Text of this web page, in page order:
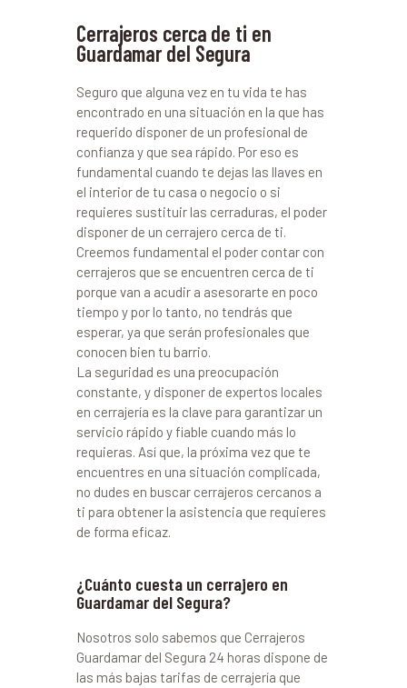
Cerrajeros cerca de ti en
Guardamar del Segura
Seguro que alguna vez en tu vida te has
encontrado en una situación en la que has
requerido disponer de un profesional de
confianza y que sea rápido. Por eso es
fundamental cuando te dejas las llaves en
el interior de tu casa o negocio o si
requieres sustituir las cerraduras, el poder
disponer de un cerrajero cerca de ti.
Creemos fundamental el poder contar con
cerrajeros que se encuentren cerca de ti
porque van a acudir a asesorarte en poco
tiempo y por lo tanto, no tendrás que
esperar, ya que serán profesionales que
conocen bien tu barrio.
La seguridad es una preocupación
constante, y disponer de expertos locales
en cerrajería es la clave para garantizar un
servicio rápido y fiable cuando más lo
requieras. Así que, la próxima vez que te
encuentres en una situación complicada,
no dudes en buscar cerrajeros cercanos a
ti para obtener la asistencia que requieres
de forma eficaz.
¿Cuánto cuesta un cerrajero en
Guardamar del Segura?
Nosotros solo sabemos que Cerrajeros
Guardamar del Segura 24 horas dispone de
las más bajas tarifas de cerrajería que